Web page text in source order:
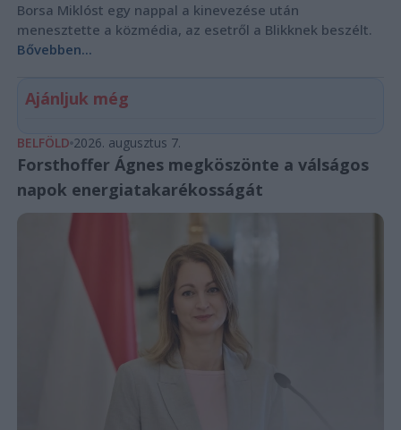
Borsa Miklóst egy nappal a kinevezése után
menesztette a közmédia, az esetről a Blikknek beszélt.
Bővebben...
Ajánljuk még
BELFÖLD 2026. augusztus 7.
Forsthoffer Ágnes megköszönte a válságos
napok energiatakarékosságát